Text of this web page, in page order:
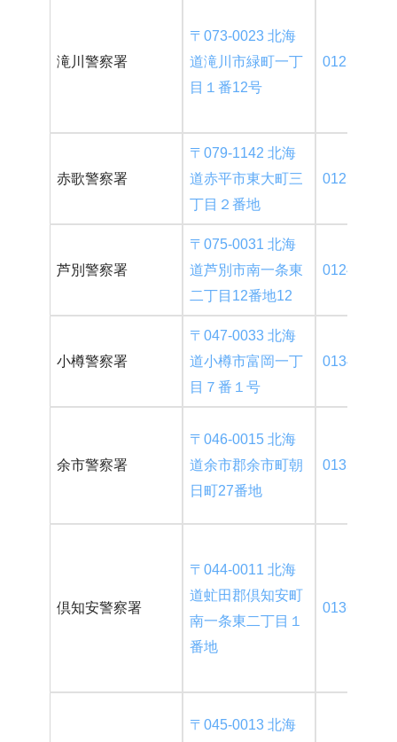
滝川警察署
〒073-0023 北海
道滝川市緑町一丁
目１番12号
0125-24-
赤歌警察署
〒079-1142 北海
道赤平市東大町三
丁目２番地
0125-32-
芦別警察署
〒075-0031 北海
道芦別市南一条東
二丁目12番地12
0124-22-
小樽警察署
〒047-0033 北海
道小樽市富岡一丁
目７番１号
0134-27-
余市警察署
〒046-0015 北海
道余市郡余市町朝
日町27番地
0135-22-
倶知安警察署
〒044-0011 北海
道虻田郡倶知安町
南一条東二丁目１
番地
0136-22-
〒045-0013 北海